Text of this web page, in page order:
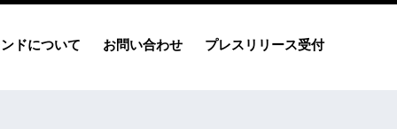
ドについて お問い合わせ プレスリリース受付